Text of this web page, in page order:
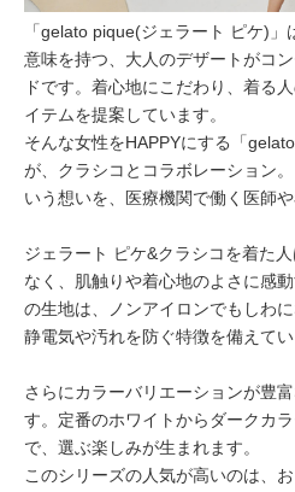
「gelato pique(ジェラート ピケ)
意味を持つ、大人のデザートがコ
ドです。着心地にこだわり、着る
イテムを提案しています。
そんな女性をHAPPYにする「
が、クラシコとコラボレーション
いう想いを、医療機関で働く医師や
ジェラート ピケ&クラシコを着た
なく、肌触りや着心地のよさに感
の生地は、ノンアイロンでもしわ
静電気や汚れを防ぐ特徴を備えてい
さらにカラーバリエーションが豊
す。定番のホワイトからダークカ
で、選ぶ楽しみが生まれます。
このシリーズの人気が高いのは、